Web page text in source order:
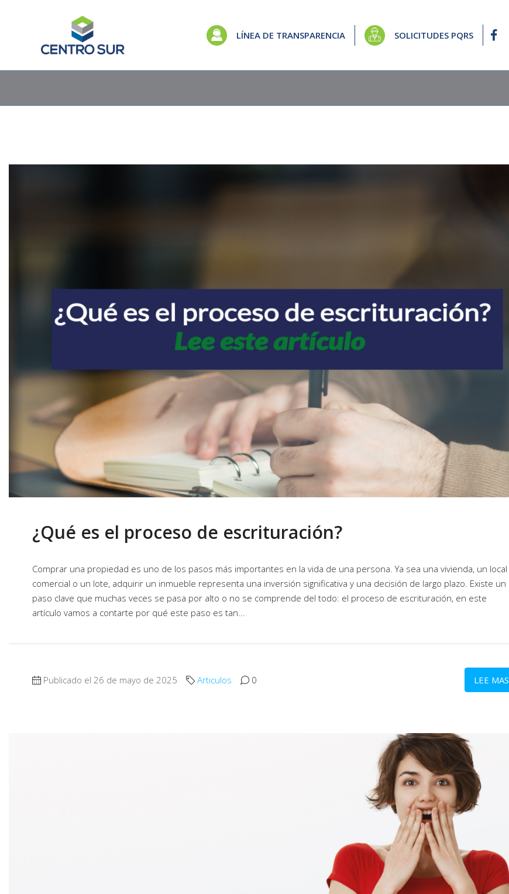
LÍNEA DE TRANSPARENCIA SOLICITUDES PQRS
¿Qué es el proceso de escrituración?
Comprar una propiedad es uno de los pasos más importantes en la vida de una persona. Ya sea una vivienda, un local
comercial o un lote, adquirir un inmueble representa una inversión significativa y una decisión de largo plazo. Existe un
paso clave que muchas veces se pasa por alto o no se comprende del todo: el proceso de escrituración, en este
artículo vamos a contarte por qué este paso es tan...
Publicado el 26 de mayo de 2025 Articulos 0 LEE MAS